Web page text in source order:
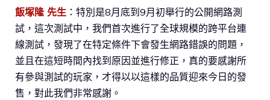
飯塚隆 先生 ：特別是8月底到9月初舉行的公開網路測
試，這次測試中，我們首次進行了全球規模的跨平台連
線測試，發現了在特定條件下會發生網路錯誤的問題，
並且在這短時間內找到原因並進行修正，真的要感謝所
有參與測試的玩家，才得以以這樣的品質迎來今日的發
售，對此我們非常感謝。